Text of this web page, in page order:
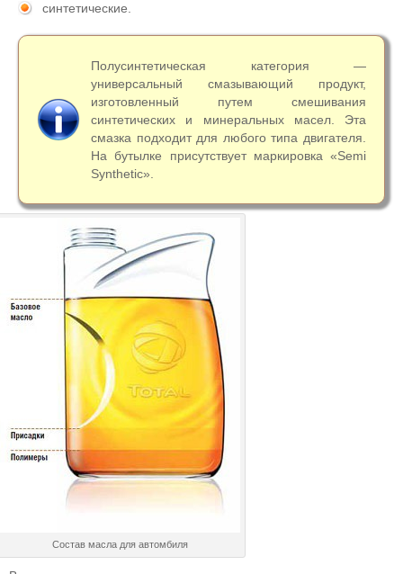
синтетические.
Полусинтетическая категория —
универсальный смазывающий продукт,
изготовленный путем смешивания
синтетических и минеральных масел. Эта
смазка подходит для любого типа двигателя.
На бутылке присутствует маркировка «Semi
Synthetic».
Состав масла для автомбиля